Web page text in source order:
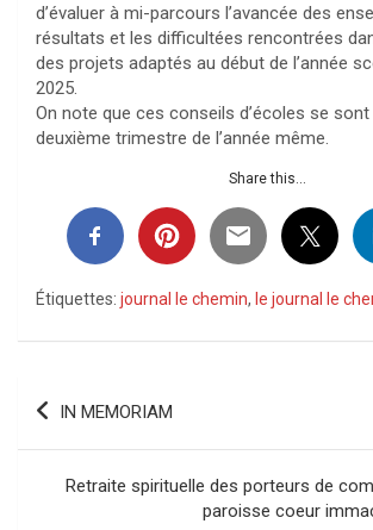
d’évaluer à mi-parcours l’avancée des
résultats et les difficultées rencontrées
des projets adaptés au début de l’année
2025.
On note que ces conseils d’écoles se
deuxième trimestre de l’année même.
Share this...
Étiquettes: journal le chemin, le journal le
Navigation
IN MEMORIAM
Retraite spirituelle des porteurs de
paroisse coeur